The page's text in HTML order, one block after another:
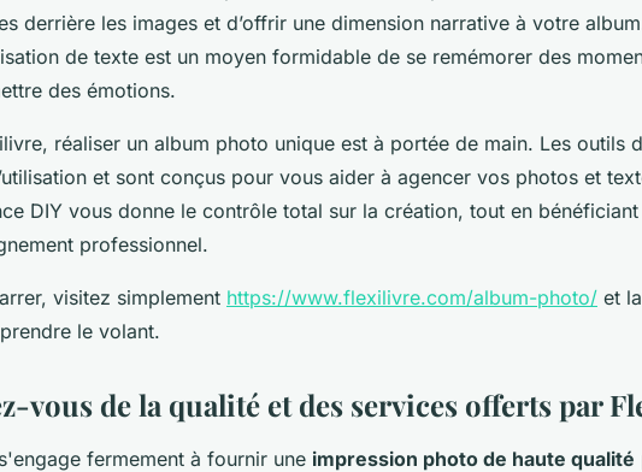
derrière les images et d’offrir une dimension narrative à votre
de texte est un moyen formidable de se remémorer des
des émotions.
réaliser un album photo unique est à portée de main. Les outils
et sont conçus pour vous aider à agencer vos photos et
DIY vous donne le contrôle total sur la création, tout en bénéficiant
professionnel.
visitez simplement https://www.flexilivre.com/album-photo/ et
le volant.
vous de la qualité et des services offerts par
fermement à fournir une impression photo de haute qualité